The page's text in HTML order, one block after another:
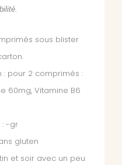
sous blister
pour 2 comprimés :
60mg, Vitamine B6
: -gr
gluten
et soir avec un peu